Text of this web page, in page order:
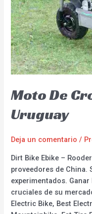
Moto De
Uruguay
Deja un comentario /
Dirt Bike Ebike –
proveedores de China.
experimentados.
cruciales de su
Electric Bike, Best